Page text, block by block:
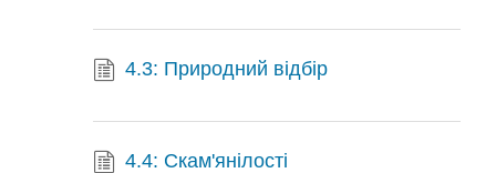
4.3: Природний відбір
4.4: Скам'янілості